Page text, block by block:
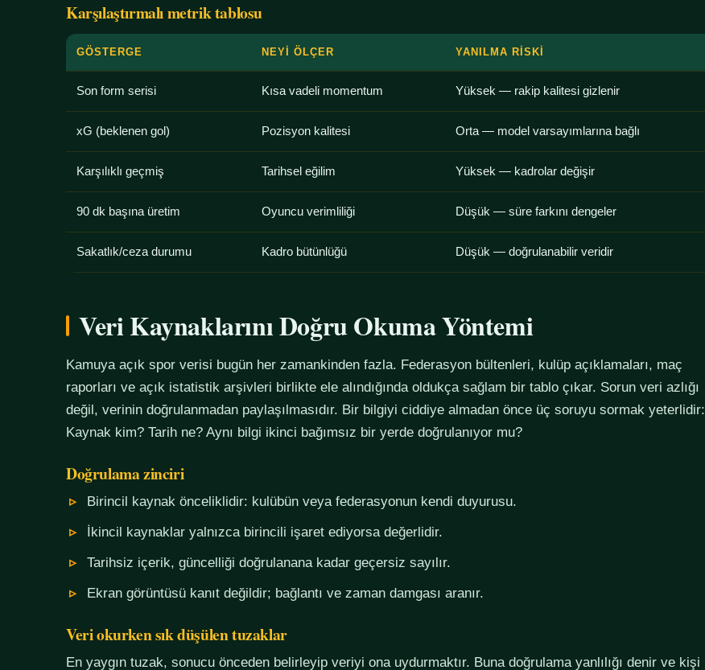
Karşılaştırmalı metrik tablosu
GÖSTERGE NEYI ÖLÇER YANILMA RISKI
Son form serisi Kısa vadeli momentum Yüksek — rakip kalitesi gizlenir
xG (beklenen gol) Pozisyon kalitesi Orta — model varsayımlarına bağlı
Karşılıklı geçmiş Tarihsel eğilim Yüksek — kadrolar değişir
90 dk başına üretim Oyuncu verimliliği Düşük — süre farkını dengeler
Sakatlık/ceza durumu Kadro bütünlüğü Düşük — doğrulanabilir veridir
Veri Kaynaklarını Doğru Okuma Yöntemi
Kamuya açık spor verisi bugün her zamankinden fazla. Federasyon bültenleri, kulüp açıklamaları, maç
raporları ve açık istatistik arşivleri birlikte ele alındığında oldukça sağlam bir tablo çıkar. Sorun veri azlığı
değil, verinin doğrulanmadan paylaşılmasıdır. Bir bilgiyi ciddiye almadan önce üç soruyu sormak yeterlidir:
Kaynak kim? Tarih ne? Aynı bilgi ikinci bağımsız bir yerde doğrulanıyor mu?
Doğrulama zinciri
Birincil kaynak önceliklidir: kulübün veya federasyonun kendi duyurusu.
İkincil kaynaklar yalnızca birincili işaret ediyorsa değerlidir.
Tarihsiz içerik, güncelliği doğrulanana kadar geçersiz sayılır.
Ekran görüntüsü kanıt değildir; bağlantı ve zaman damgası aranır.
Veri okurken sık düşülen tuzaklar
En yaygın tuzak, sonucu önceden belirleyip veriyi ona uydurmaktır. Buna doğrulama yanlılığı denir ve kişi